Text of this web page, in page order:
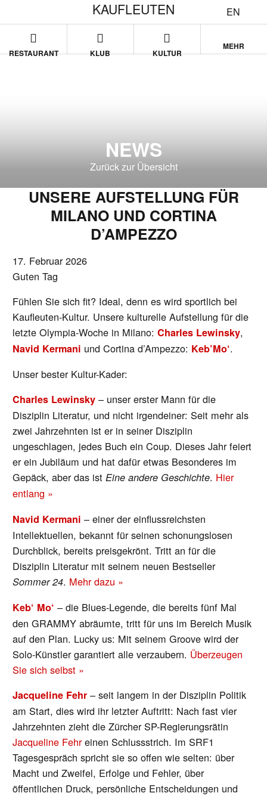
EN
KAUFLEUTEN
RESTAURANT KLUB KULTUR
MEHR
NEWS
Zurück zur Übersicht
UNSERE AUFSTELLUNG FÜR
MILANO UND CORTINA
D’AMPEZZO
17. Februar 2026
Guten Tag
Fühlen Sie sich fit? Ideal, denn es wird sportlich bei
Kaufleuten-Kultur. Unsere kulturelle Aufstellung für die
letzte Olympia-Woche in Milano: Charles Lewinsky,
Navid Kermani und Cortina d’Ampezzo: Keb’Mo‘.
Unser bester Kultur-Kader:
Charles Lewinsky – unser erster Mann für die
Disziplin Literatur, und nicht irgendeiner: Seit mehr als
zwei Jahrzehnten ist er in seiner Disziplin
ungeschlagen, jedes Buch ein Coup. Dieses Jahr feiert
er ein Jubiläum und hat dafür etwas Besonderes im
Gepäck, aber das istEine andere Geschichte. Hier
entlang »
Navid Kermani – einer der einflussreichsten
Intellektuellen, bekannt für seinen schonungslosen
Durchblick, bereits preisgekrönt. Tritt an für die
Disziplin Literatur mit seinem neuen Bestseller
Sommer 24. Mehr dazu »
Keb‘ Mo‘ – die Blues-Legende, die bereits fünf Mal
den GRAMMY abräumte, tritt für uns im Bereich Musik
auf den Plan. Lucky us: Mit seinem Groove wird der
Solo-Künstler garantiert alle verzaubern. Überzeugen
Sie sich selbst »
Jacqueline Fehr – seit langem in der Disziplin Politik
am Start, dies wird ihr letzter Auftritt: Nach fast vier
Jahrzehnten zieht die Zürcher SP-Regierungsrätin
Jacqueline Fehreinen Schlussstrich. Im SRF1
Tagesgespräch spricht sie so offen wie selten: über
Macht und Zweifel, Erfolge und Fehler, über
öffentlichen Druck, persönliche Entscheidungen und